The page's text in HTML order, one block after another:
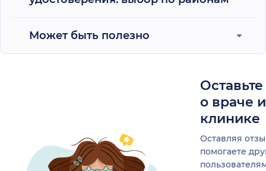
Может быть полезно
о враче
клинике
Оставляя
помогаете